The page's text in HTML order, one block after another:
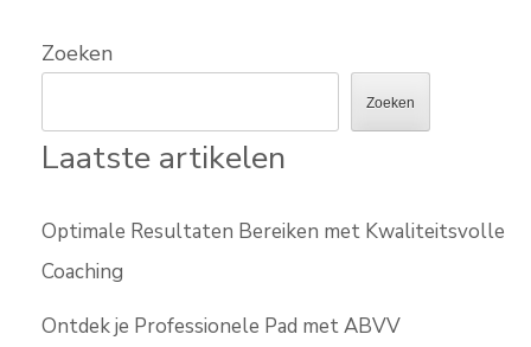
Zoeken
Zoeken
Laatste artikelen
Optimale Resultaten Bereiken met Kwaliteitsvolle
Coaching
Ontdek je Professionele Pad met ABVV